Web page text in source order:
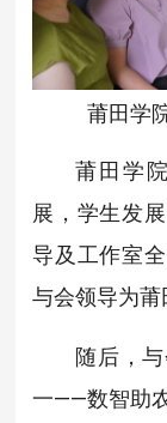
莆田学
莆田学
展，学生发
导及工作室
与会领导为莆
随后，
一——数智助